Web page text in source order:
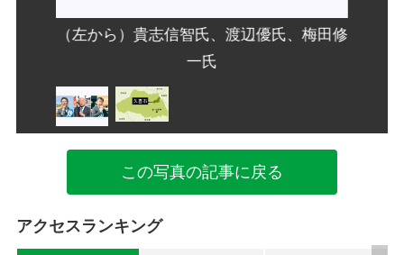
（左から）貴志信智氏、渡辺優氏、梅田修
一氏
この写真の記事に戻る
アクセスランキング